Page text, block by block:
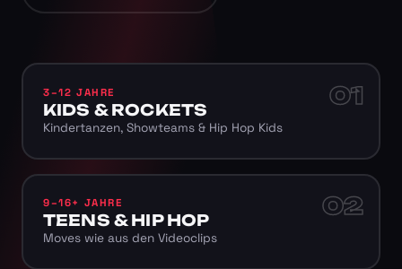
01
3–12 JAHRE
KIDS & ROCKETS
Kindertanzen, Showteams & Hip Hop Kids
02
9–16+ JAHRE
TEENS & HIP HOP
Moves wie aus den Videoclips